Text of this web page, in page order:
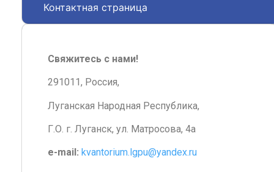
Контактная страница
Свяжитесь с нами!
291011, Россия,
Луганская Народная Республика,
Г.О. г. Луганск, ул. Матросова, 4а
e-mail: kvantorium.lgpu@yandex.ru